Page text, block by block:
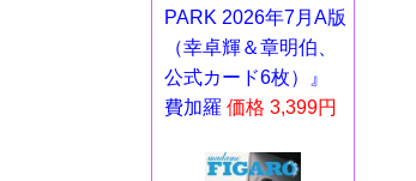
PARK 2026年7月A版
（幸卓輝＆章明伯、
公式カード6枚）』
費加羅 価格 3,399円